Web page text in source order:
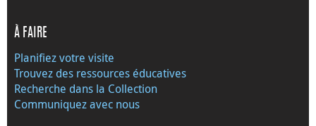
À FAIRE
Planifiez votre visite
Trouvez des ressources éducatives
Recherche dans la Collection
Communiquez avec nous